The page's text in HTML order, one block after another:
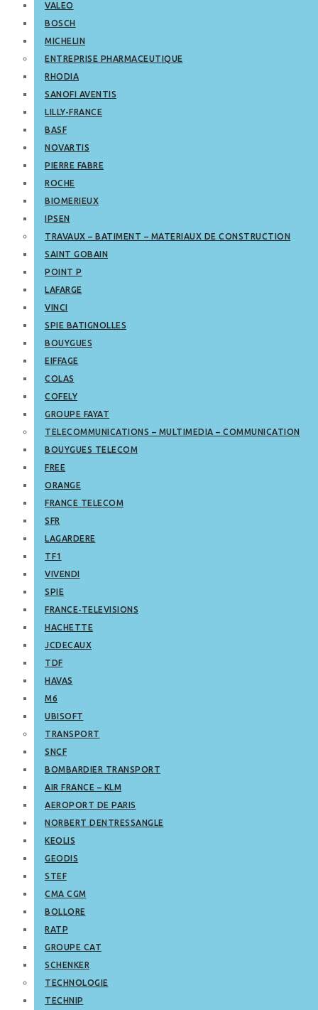
VALEO
BOSCH
MICHELIN
ENTREPRISE PHARMACEUTIQUE
RHODIA
SANOFI AVENTIS
LILLY-FRANCE
BASF
NOVARTIS
PIERRE FABRE
ROCHE
BIOMERIEUX
IPSEN
TRAVAUX – BATIMENT – MATERIAUX DE CONSTRUCTION
SAINT GOBAIN
POINT P
LAFARGE
VINCI
SPIE BATIGNOLLES
BOUYGUES
EIFFAGE
COLAS
COFELY
GROUPE FAYAT
TELECOMMUNICATIONS – MULTIMEDIA – COMMUNICATION
BOUYGUES TELECOM
FREE
ORANGE
FRANCE TELECOM
SFR
LAGARDERE
TF1
VIVENDI
SPIE
FRANCE-TELEVISIONS
HACHETTE
JCDECAUX
TDF
HAVAS
M6
UBISOFT
TRANSPORT
SNCF
BOMBARDIER TRANSPORT
AIR FRANCE – KLM
AEROPORT DE PARIS
NORBERT DENTRESSANGLE
KEOLIS
GEODIS
STEF
CMA CGM
BOLLORE
RATP
GROUPE CAT
SCHENKER
TECHNOLOGIE
TECHNIP